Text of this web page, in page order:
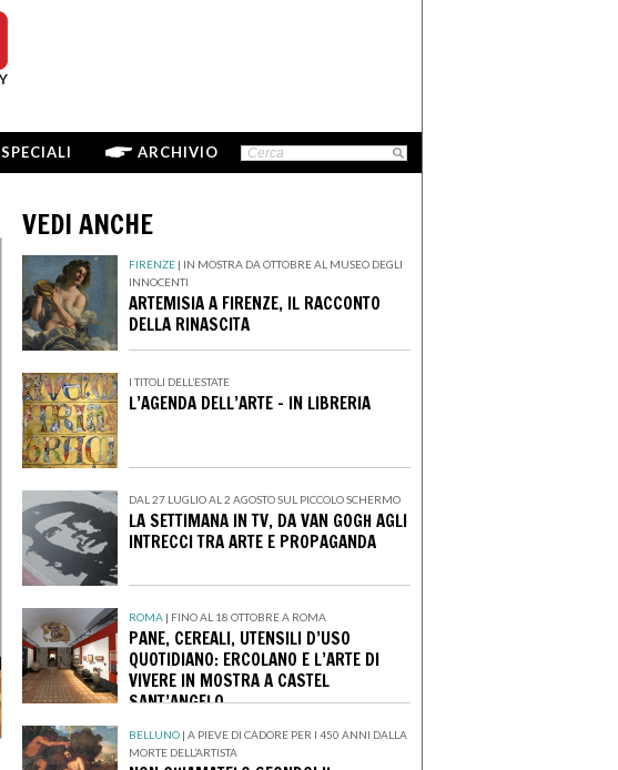
SPECIALI ARCHIVIO
VEDI ANCHE
FIRENZE | IN MOSTRA DA OTTOBRE AL MUSEO DEGLI
INNOCENTI
ARTEMISIA A FIRENZE, IL RACCONTO
DELLA RINASCITA
I TITOLI DELL’ESTATE
L’AGENDA DELL’ARTE - IN LIBRERIA
DAL 27 LUGLIO AL 2 AGOSTO SUL PICCOLO SCHERMO
LA SETTIMANA IN TV, DA VAN GOGH AGLI
INTRECCI TRA ARTE E PROPAGANDA
ROMA | FINO AL 18 OTTOBRE A ROMA
PANE, CEREALI, UTENSILI D’USO
QUOTIDIANO: ERCOLANO E L’ARTE DI
VIVERE IN MOSTRA A CASTEL
SANT’ANGELO
BELLUNO | A PIEVE DI CADORE PER I 450 ANNI DALLA
MORTE DELL’ARTISTA